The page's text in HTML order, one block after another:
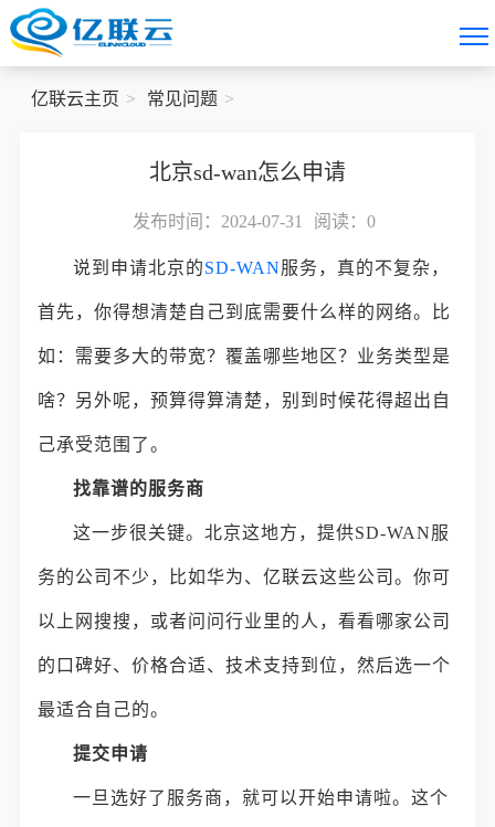
亿联云主页 常见问题
北京sd-wan怎么申请
发布时间：2024-07-31 阅读： 0
说到申请北京的SD-WAN服务，真的不复杂，
首先，你得想清楚自己到底需要什么样的网络。比
如：需要多大的带宽？覆盖哪些地区？业务类型是
啥？另外呢，预算得算清楚，别到时候花得超出自
己承受范围了。
找靠谱的服务商
这一步很关键。北京这地方，提供SD-WAN服
务的公司不少，比如华为、亿联云这些公司。你可
以上网搜搜，或者问问行业里的人，看看哪家公司
的口碑好、价格合适、技术支持到位，然后选一个
最适合自己的。
提交申请
一旦选好了服务商，就可以开始申请啦。这个